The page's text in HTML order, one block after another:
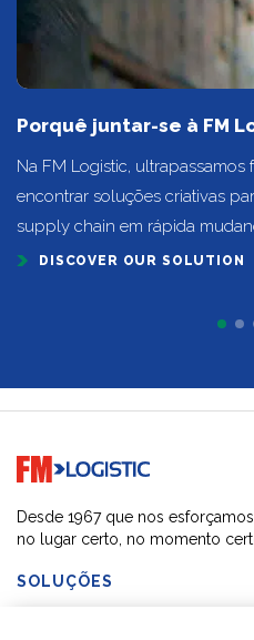
Porquê juntar-se à FM
Na FM Logistic,
encontrar soluções criativas
supply chain em rápida
DISCOVER OUR SOLUTION
Go to home page
Desde 1967 que nos
no lugar certo, no momento
SOLUÇÕES